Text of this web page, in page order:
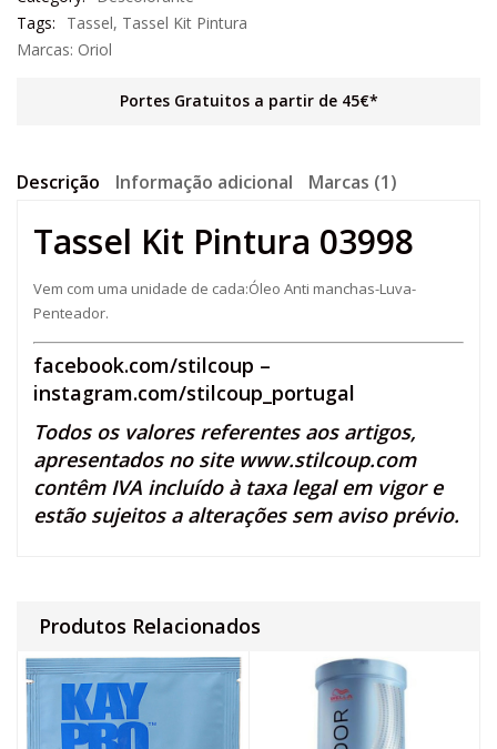
Tags:
Tassel, Tassel Kit Pintura
Marcas: Oriol
Portes Gratuitos a partir de 45€*
Descrição Informação adicional Marcas (1)
Tassel Kit Pintura 03998
Vem com uma unidade de cada:Óleo Anti manchas-Luva-
Penteador.
facebook.com/stilcoup –
instagram.com/stilcoup_portugal
Todos os valores referentes aos artigos,
apresentados no site www.stilcoup.com
contêm IVA incluído à taxa legal em vigor e
estão sujeitos a alterações sem aviso prévio.
Produtos Relacionados